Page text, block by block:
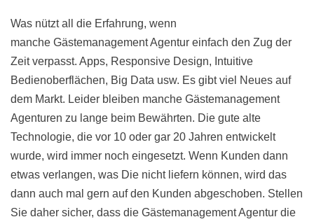
Was nützt all die Erfahrung, wenn
manche Gästemanagement Agentur einfach den Zug der
Zeit verpasst. Apps, Responsive Design, Intuitive
Bedienoberflächen, Big Data usw. Es gibt viel Neues auf
dem Markt. Leider bleiben manche Gästemanagement
Agenturen zu lange beim Bewährten. Die gute alte
Technologie, die vor 10 oder gar 20 Jahren entwickelt
wurde, wird immer noch eingesetzt. Wenn Kunden dann
etwas verlangen, was Die nicht liefern können, wird das
dann auch mal gern auf den Kunden abgeschoben. Stellen
Sie daher sicher, dass die Gästemanagement Agentur die